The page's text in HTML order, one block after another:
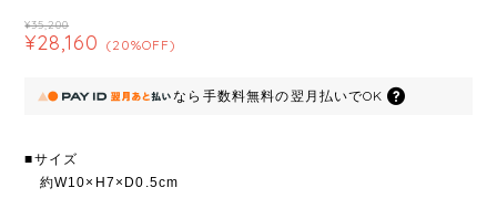
¥35,200
¥28,160 (20%OFF)
なら 手数料無料の翌月払いでOK
■サイズ
約W10×H7×D0.5cm